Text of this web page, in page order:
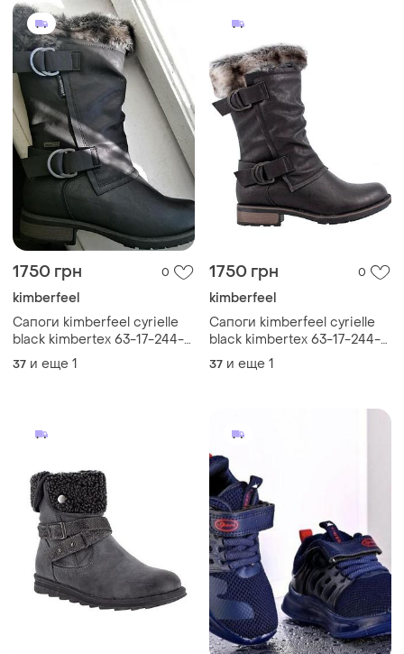
1750 грн 0
kimberfeel
Сапоги kimberfeel cyrielle
black kimbertex 63-17-244-
id 374 мембрана оригинал
37 и еще 1
1750 грн 0
kimberfeel
Сапоги kimberfeel cyrielle
black kimbertex 63-17-244-
id 374 мембрана оригинал
новые р.37,39 черные
37 и еще 1